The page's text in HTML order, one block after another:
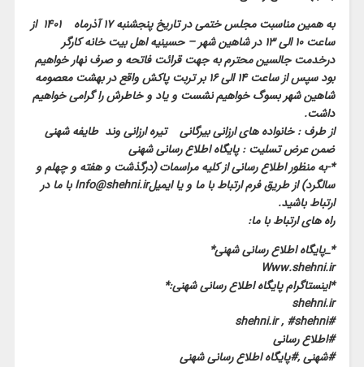
به همین مناسبت مجلس ختمی در تاریخ پنجشنبه ۱۷ آذرماه ۱۴۰۱ از
ساعت ۱۰ الی ۱۳ در شاهین شهر – حسینیه اهل بیت خانه کارگر
درخدمت جالسین محترم به جهت قرائت فاتحه و صرف نهار خواهیم
بود سپس از ساعت ۱۴ الی ۱۶ بر تربت پاکش واقع در بهشت معصومه
شاهین شهر بسوگ خواهیم نشست و یاد و خاطرش را گرامی خواهیم
داشت.
از طرف : خانواده های ارزانی بیرگانی تیره ارزانی وند طایفه شهنی
ضمن عرض تسلیت : پایگاه اطلاع رسانی شهنی
*-به منظور اطلاع رسانی از کلیه مراسمات (درگذشت و هفته و چهلم و
سالگرد) از طریق فرم ارتباط با ما و یا ایمیلInfo@shehni.ir با ما در
ارتباط باشید.
راه های ارتباط با ما:
*_پایگاه اطلاع رسانی شهنی*
Www.shehni.ir
*اینستاگرام پایگاه اطلاع رسانی شهنی:*
shehni.ir
#shehni.ir , #shehni
#اطلاع رسانی
#شهنی ,#پایگاه اطلاع رسانی شهنی